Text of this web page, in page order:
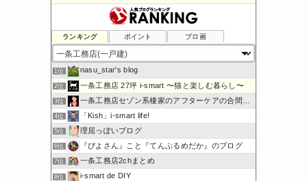
ランキング ポイント ブロ画
1位 nasu_star's blog
2位 一条工務店 27坪 i-smart 〜猫と楽しむ暮らし〜
3位 一条工務店セゾン系棲家のアフターケアの合間に綴るブログ
4位 「Kish」i-smart life!
5位 理屈っぽいブログ
6位 『ぴよさん』こと『てんぷるめだか』のブログ
7位 一条工務店2chまとめ
8位 i-smart de DIY